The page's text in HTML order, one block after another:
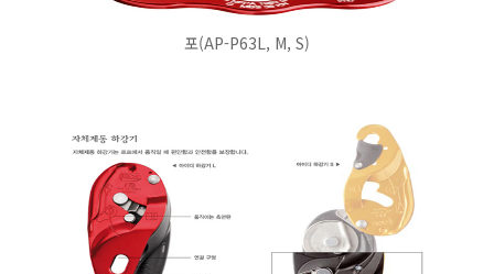
포(AP-P63L, M, S)